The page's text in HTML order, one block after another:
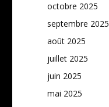
octobre 2025
septembre 2025
août 2025
juillet 2025
juin 2025
mai 2025